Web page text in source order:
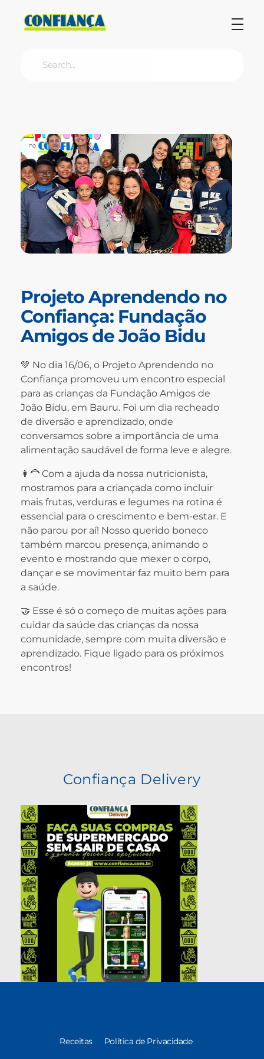
Projeto Aprendendo no
Confiança: Fundação
Amigos de João Bidu
💚 No dia 16/06, o Projeto Aprendendo no
Confiança promoveu um encontro especial
para as crianças da Fundação Amigos de
João Bidu, em Bauru. Foi um dia recheado
de diversão e aprendizado, onde
conversamos sobre a importância de uma
alimentação saudável de forma leve e alegre.
👩‍🦰 Com a ajuda da nossa nutricionista,
mostramos para a criançada como incluir
mais frutas, verduras e legumes na rotina é
essencial para o crescimento e bem-estar. E
não parou por aí! Nosso querido boneco
também marcou presença, animando o
evento e mostrando que mexer o corpo,
dançar e se movimentar faz muito bem para
a saúde.
🤝 Esse é só o começo de muitas ações para
cuidar da saúde das crianças da nossa
comunidade, sempre com muita diversão e
aprendizado. Fique ligado para os próximos
encontros!
Confiança Delivery
Receitas Política de Privacidade